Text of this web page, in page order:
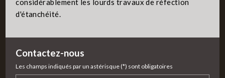
considérablement les lourds travaux de réfection
d'étanchéité.
Contactez-nous
Les champs indiqués par un astérisque (*) sont obligatoires